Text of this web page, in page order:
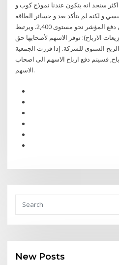
اكثر سنجد انه يتكون عندنا نموذج كوب و
و لكنه لم يتأكد بعد و خسائر الطاقة
تغطي على أرباح التكنولوجيا إلى دفع المؤشر نحو مستوى 2,400. ويرتبط
الارباح): توفر الاسهم لأصحابها حق
السنوي للشركة. إذا قررت الجمعية
فسيتم دفع ارباح الاسهم الى اصحاب
الاسهم.
New Posts